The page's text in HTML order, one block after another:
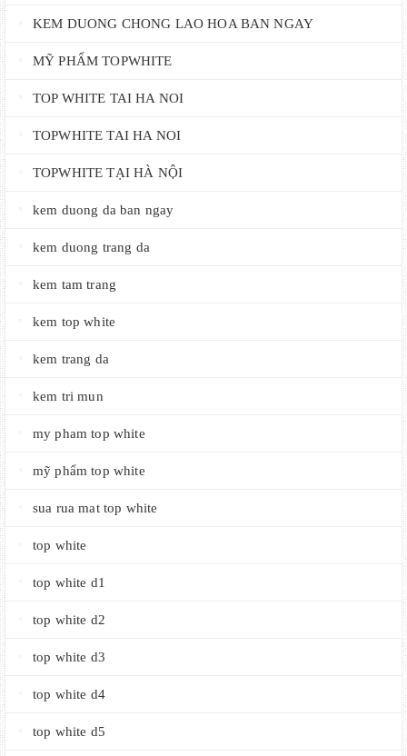
KEM DUONG CHONG LAO HOA BAN NGAY
MỸ PHẨM TOPWHITE
TOP WHITE TAI HA NOI
TOPWHITE TAI HA NOI
TOPWHITE TẠI HÀ NỘI
kem duong da ban ngay
kem duong trang da
kem tam trang
kem top white
kem trang da
kem tri mun
my pham top white
mỹ phẩm top white
sua rua mat top white
top white
top white d1
top white d2
top white d3
top white d4
top white d5